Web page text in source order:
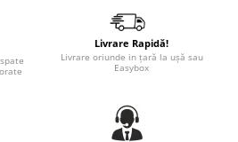
Livrare Rapidă!
Livrare oriunde in țară la ușă sau
Easybox